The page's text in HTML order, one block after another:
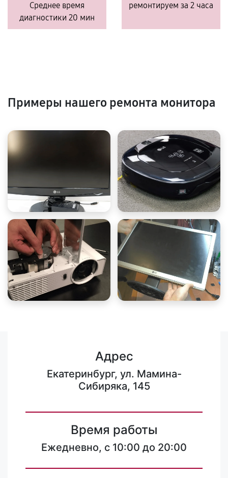
Среднее время
диагностики 20 мин
ремонтируем за 2 часа
Примеры нашего ремонта монитора
Адрес
Екатеринбург, ул. Мамина-
Сибиряка, 145
Время работы
Ежедневно, с 10:00 до 20:00